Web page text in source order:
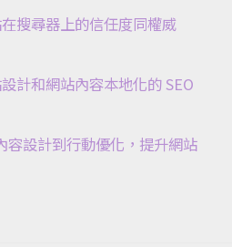
搜尋器上的信任度同權威
計和網站內容本地化的 SEO
容設計到行動優化，提升網站